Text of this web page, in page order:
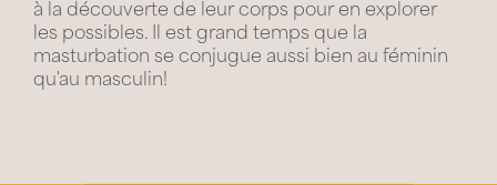
à la découverte de leur corps pour en explorer
les possibles. Il est grand temps que la
masturbation se conjugue aussi bien au féminin
qu'au masculin!